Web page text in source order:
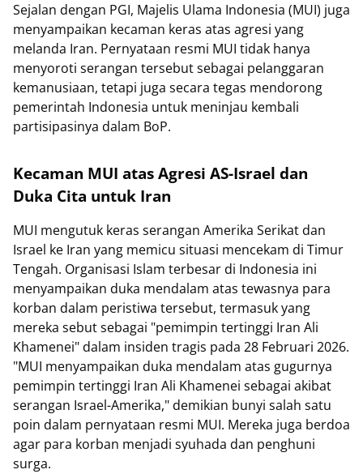
Sejalan dengan PGI, Majelis Ulama Indonesia (MUI) juga
menyampaikan kecaman keras atas agresi yang
melanda Iran. Pernyataan resmi MUI tidak hanya
menyoroti serangan tersebut sebagai pelanggaran
kemanusiaan, tetapi juga secara tegas mendorong
pemerintah Indonesia untuk meninjau kembali
partisipasinya dalam BoP.
Kecaman MUI atas Agresi AS-Israel dan
Duka Cita untuk Iran
MUI mengutuk keras serangan Amerika Serikat dan
Israel ke Iran yang memicu situasi mencekam di Timur
Tengah. Organisasi Islam terbesar di Indonesia ini
menyampaikan duka mendalam atas tewasnya para
korban dalam peristiwa tersebut, termasuk yang
mereka sebut sebagai "pemimpin tertinggi Iran Ali
Khamenei" dalam insiden tragis pada 28 Februari 2026.
"MUI menyampaikan duka mendalam atas gugurnya
pemimpin tertinggi Iran Ali Khamenei sebagai akibat
serangan Israel-Amerika," demikian bunyi salah satu
poin dalam pernyataan resmi MUI. Mereka juga berdoa
agar para korban menjadi syuhada dan penghuni
surga.